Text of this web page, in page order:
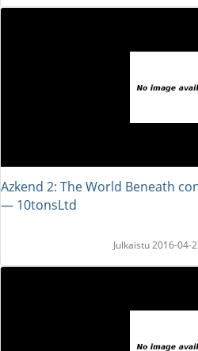
Azkend 2: The World Beneath
― 10tonsLtd
Julkaistu 2016-04-